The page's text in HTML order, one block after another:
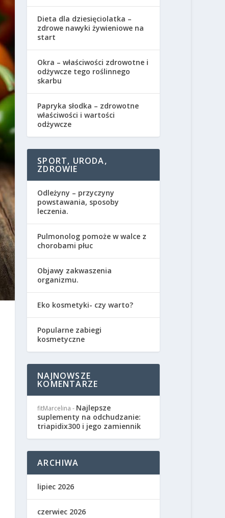
Dieta dla dziesięciolatka –
zdrowe nawyki żywieniowe na
start
Okra – właściwości zdrowotne i
odżywcze tego roślinnego
skarbu
Papryka słodka – zdrowotne
właściwości i wartości
odżywcze
SPORT, URODA,
ZDROWIE
Odleżyny – przyczyny
powstawania, sposoby
leczenia.
Pulmonolog pomoże w walce z
chorobami płuc
Objawy zakwaszenia
organizmu.
Eko kosmetyki- czy warto?
Popularne zabiegi
kosmetyczne
NAJNOWSZE
KOMENTARZE
fitMarcelina - Najlepsze
suplementy na odchudzanie:
triapidix300 i jego zamiennik
ARCHIWA
lipiec 2026
czerwiec 2026